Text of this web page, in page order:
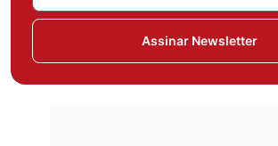
Assinar Newsletter